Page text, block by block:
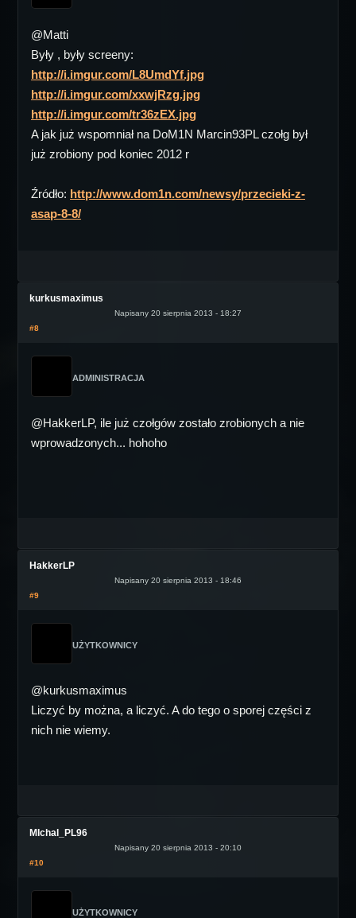
@Matti
Były , były screeny:
http://i.imgur.com/L8UmdYf.jpg
http://i.imgur.com/xxwjRzg.jpg
http://i.imgur.com/tr36zEX.jpg
A jak już wspomniał na DoM1N Marcin93PL czołg był
już zrobiony pod koniec 2012 r
Źródło: http://www.dom1n.com/newsy/przecieki-z-
asap-8-8/
kurkusmaximus
Napisany 20 sierpnia 2013 - 18:27
#8
ADMINISTRACJA
@HakkerLP, ile już czołgów zostało zrobionych a nie
wprowadzonych... hohoho
HakkerLP
Napisany 20 sierpnia 2013 - 18:46
#9
UŻYTKOWNICY
@kurkusmaximus
Liczyć by można, a liczyć. A do tego o sporej części z
nich nie wiemy.
MIchal_PL96
Napisany 20 sierpnia 2013 - 20:10
#10
UŻYTKOWNICY